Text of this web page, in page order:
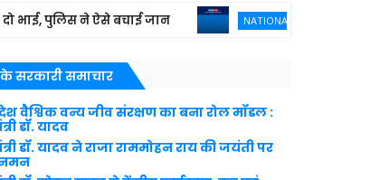
ने ऐसे बचाई जान NATIONAL NEWS
के सरकारी समाचार
वैश्विक वन्य जीव संरक्षण का बना रोल मॉडल :
डॉ. यादव
डॉ. यादव ने राजा राममोहन राय की जयंती पर